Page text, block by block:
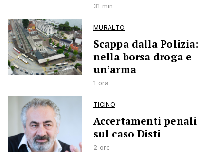
31 min
MURALTO
Scappa dalla Polizia:
nella borsa droga e
un’arma
1 ora
TICINO
Accertamenti penali
sul caso Disti
2 ore